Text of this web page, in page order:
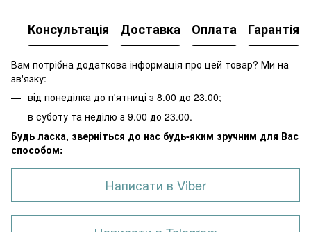
Консультація Доставка Оплата Гарантія
Вам потрібна додаткова інформація про цей товар? Ми на
зв'язку:
від понеділка до п'ятниці з 8.00 до 23.00;
в суботу та неділю з 9.00 до 23.00.
Будь ласка, зверніться до нас будь-яким зручним для Вас
способом:
Написати в Viber